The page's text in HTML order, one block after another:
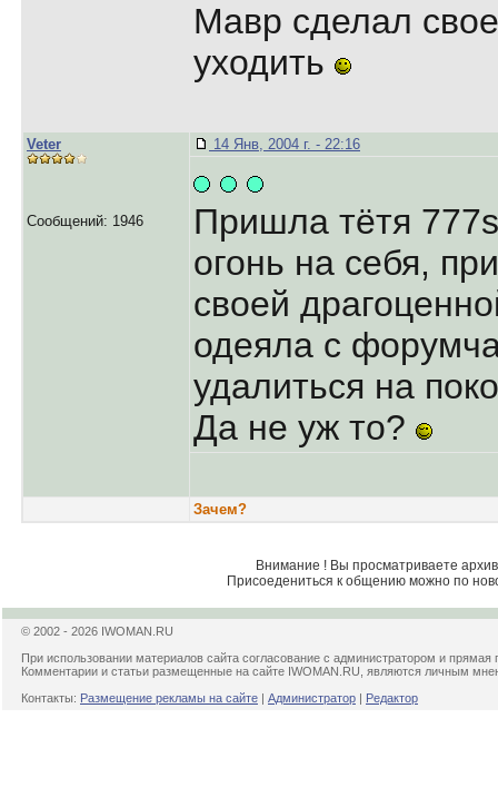
Мавр сделал
уходить
Veter
Сообщений: 1946
14 Янв, 2004 г. - 22:16
Пришла тётя
огонь на себя,
своей
одеяла с
удалиться на
Да не уж то?
Зачем?
Внимание ! Вы просматриваете
Присоедениться к общению можно по
© 2002 - 2026 IWOMAN.RU
При использовании материалов сайта согласование с администратором и прямая
Комментарии и статьи размещенные на сайте IWOMAN.RU, являются личным
Контакты: Размещение рекламы на сайте | Администратор | Редактор